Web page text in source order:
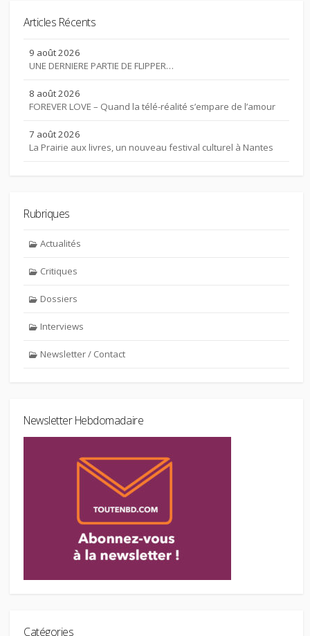
Articles Récents
9 août 2026
UNE DERNIERE PARTIE DE FLIPPER…
8 août 2026
FOREVER LOVE – Quand la télé-réalité s’empare de l’amour
7 août 2026
La Prairie aux livres, un nouveau festival culturel à Nantes
Rubriques
Actualités
Critiques
Dossiers
Interviews
Newsletter / Contact
Newsletter Hebdomadaire
Catégories